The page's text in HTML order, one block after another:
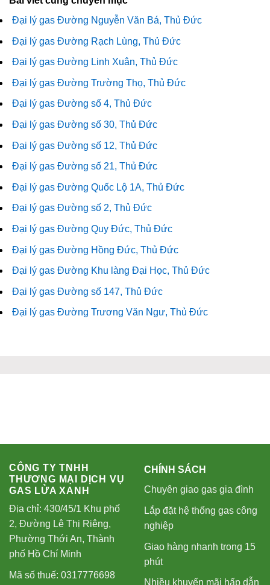
Đại lý gas Đường Nguyễn Văn Bá, Thủ Đức
Đại lý gas Đường Rạch Lùng, Thủ Đức
Đại lý gas Đường Linh Xuân, Thủ Đức
Đại lý gas Đường Trường Thọ, Thủ Đức
Đại lý gas Đường số 4, Thủ Đức
Đại lý gas Đường số 30, Thủ Đức
Đại lý gas Đường số 12, Thủ Đức
Đại lý gas Đường số 21, Thủ Đức
Đại lý gas Đường Quốc Lộ 1A, Thủ Đức
Đại lý gas Đường số 2, Thủ Đức
Đại lý gas Đường Quy Đức, Thủ Đức
Đại lý gas Đường Hồng Đức, Thủ Đức
Đại lý gas Đường Khu làng Đại Học, Thủ Đức
Đại lý gas Đường số 147, Thủ Đức
Đại lý gas Đường Trương Văn Ngư, Thủ Đức
CÔNG TY TNHH
THƯƠNG MẠI DỊCH VỤ
GAS LỬA XANH
Địa chỉ: 430/45/1 Khu phố
2, Đường Lê Thị Riêng,
Phường Thới An, Thành
phố Hồ Chí Minh
Mã số thuế: 0317776698
CHÍNH SÁCH
Chuyên giao gas gia đình
Lắp đặt hệ thống gas công
nghiệp
Giao hàng nhanh trong 15
phút
Nhiều khuyến mãi hấp dẫn